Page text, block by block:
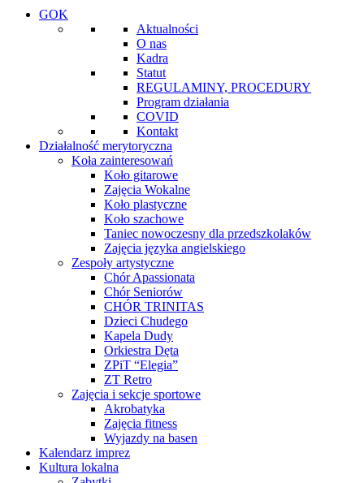
GOK
Aktualności
O nas
Kadra
Statut
REGULAMINY, PROCEDURY
Program działania
COVID
Kontakt
Działalność merytoryczna
Koła zainteresowań
Koło gitarowe
Zajęcia Wokalne
Koło plastyczne
Koło szachowe
Taniec nowoczesny dla przedszkolaków
Zajęcia języka angielskiego
Zespoły artystyczne
Chór Apassionata
Chór Seniorów
CHÓR TRINITAS
Dzieci Chudego
Kapela Dudy
Orkiestra Dęta
ZPiT “Elegia”
ZT Retro
Zajęcia i sekcje sportowe
Akrobatyka
Zajęcia fitness
Wyjazdy na basen
Kalendarz imprez
Kultura lokalna